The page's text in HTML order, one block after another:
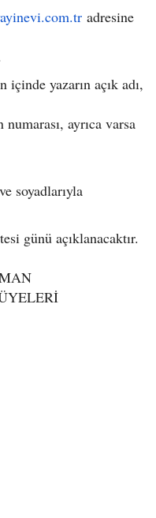
adresine
yazarın açık adı,
ayrıca varsa
soyadlarıyla
günü açıklanacaktır.